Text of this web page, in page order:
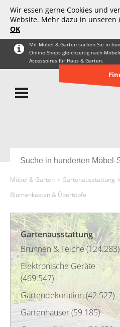
Wir essen gerne Cookies und
Website. Mehr dazu in unseren
OK
Mit Möbel & Garten suchen Sie in
Online-Shops gleichzeitig nach
Accessoires für Haus & Garten.
Möbel & Garten Gartenausstattung
Blumenkästen & Übertöpfe
Gartenausstattung
Brunnen & Teiche (124.283)
Elektronische Geräte
(469.547)
Gartendekoration (42.527)
Gartenhäuser (59.185)